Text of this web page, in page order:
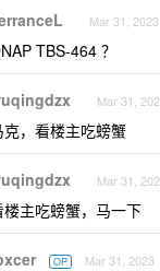
Mar 31, 2023
TBS-464 ？
Mar 31,
克，看楼主吃螃蟹
Mar 31,
楼主吃螃蟹，马一下
OP Mar 31, 2023